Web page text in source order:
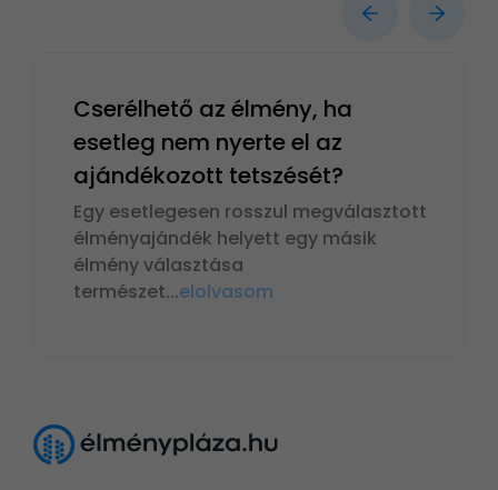
Cserélhető az élmény, ha
esetleg nem nyerte el az
ajándékozott tetszését?
Egy esetlegesen rosszul megválasztott
élményajándék helyett egy másik
élmény választása
természet...elolvasom